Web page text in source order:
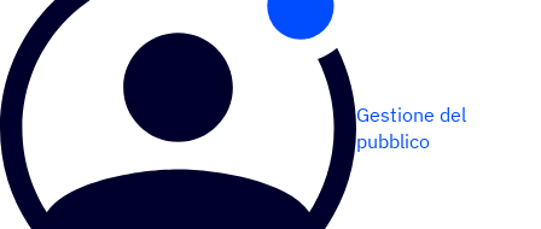
Gestione del
pubblico